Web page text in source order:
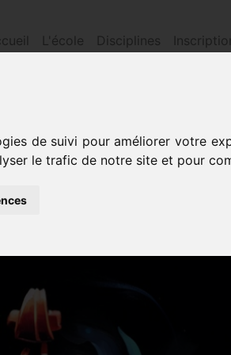
de suivi pour améliorer votre
le trafic de notre site et pour
L'école Disciplines
2026 à 23h30